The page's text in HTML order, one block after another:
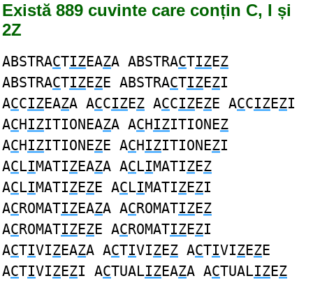
Există 889 cuvinte care conțin C, I și
2Z
ABSTRACTIZEAZA ABSTRACTIZEZ
ABSTRACTIZEZE ABSTRACTIZEZI
ACCIZEAZA ACCIZEZ ACCIZEZE ACCIZEZI
ACHIZITIONEAZA ACHIZITIONEZ
ACHIZITIONEZE ACHIZITIONEZI
ACLIMATIZEAZA ACLIMATIZEZ
ACLIMATIZEZE ACLIMATIZEZI
ACROMATIZEAZA ACROMATIZEZ
ACROMATIZEZE ACROMATIZEZI
ACTIVIZEAZA ACTIVIZEZ ACTIVIZEZE
ACTIVIZEZI ACTUALIZEAZA ACTUALIZEZ